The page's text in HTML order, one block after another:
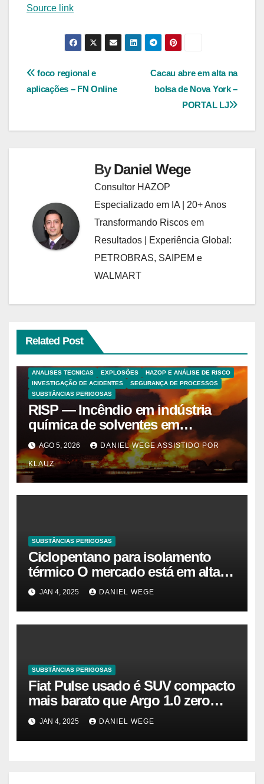
Source link
Navegação
de
Cacau abre em alta na
bolsa de Nova York –
PORTAL LJ
foco regional e
aplicações – FN Online
ByDaniel Wege
Consultor HAZOP
Especializado em IA | 20+ Anos
Transformando Riscos em
Resultados | Experiência Global:
PETROBRAS, SAIPEM e
WALMART
Related Post
ANALISES TECNICAS EXPLOSÕES
HAZOP E ANÁLISE DE RISCO
INVESTIGAÇÃO DE ACIDENTES
SEGURANÇA DE PROCESSOS
SUBSTÂNCIAS PERIGOSAS
RISP — Incêndio em indústria
química de solventes em
Itaquaquecetuba/SP
(UNIQUIMA/Quema)
AGO 5, 2026 DANIEL WEGE ASSISTIDO POR
KLAUZ
SUBSTÂNCIAS PERIGOSAS
Ciclopentano para isolamento
térmico O mercado está em alta
agora. Vamos entender o
tamanho do mercado, a
participação e a previsão até 2032
JAN 4, 2025 DANIEL WEGE
SUBSTÂNCIAS PERIGOSAS
Fiat Pulse usado é SUV compacto
mais barato que Argo 1.0 zero
quilômetro
JAN 4, 2025 DANIEL WEGE